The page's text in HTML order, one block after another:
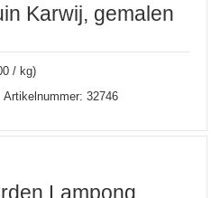
Karwij, gemalen
/ kg)
Artikelnummer: 32746
Lampong